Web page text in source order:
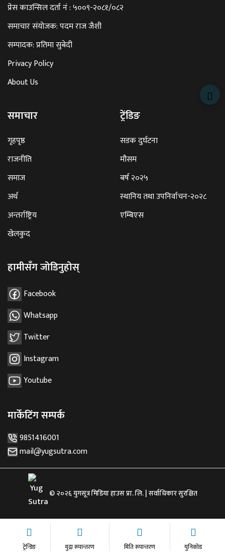
प्रेस काउन्सिल दर्ता नं : ५००९-२०८१/०८२
समाचार संयोजक: पदम राज जैशी
सम्पादक: प्रतिमा सुबेदी
Privacy Policy
About Us
समाचार
गृहपृष्ठ
राजनीति
समाज
अर्थ
अन्तर्राष्ट्रिय
खेलकुद
ट्रेंडिङ
सडक दुर्घटना
मौसम
बर्ष २०२५
स्थानिय तथा उपनिर्वाचन-२०२८
एम्बिएस
हामीसँग जोडिनुहोस्
Facebook
Whatsapp
Twitter
Instagram
Youtube
मार्केटिंग सम्पर्क
9851416001
mail@yugsutra.com
© २०२६ युगसूत्र मिडिया हाउस प्रा. लि. | सर्वाधिकार सुरक्षित
ट्रेन्डिङ मुद्रा रूपान्तरण मिति रूपान्तरण युनिकोड